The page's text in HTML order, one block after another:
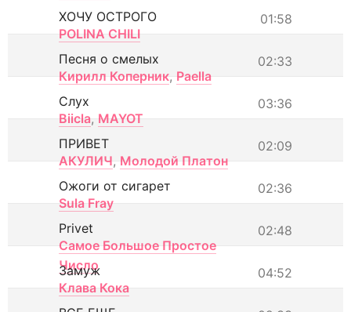
01:58
ХОЧУ ОСТРОГО
POLINA CHILI
02:33
Песня о смелых
Кирилл Коперник, Paella
03:36
Слух
Biicla, MAYOT
02:09
ПРИВЕТ
АКУЛИЧ, Молодой Платон
02:36
Ожоги от сигарет
Sula Fray
02:48
Privet
Самое Большое Простое
Число
04:52
Замуж
Клава Кока